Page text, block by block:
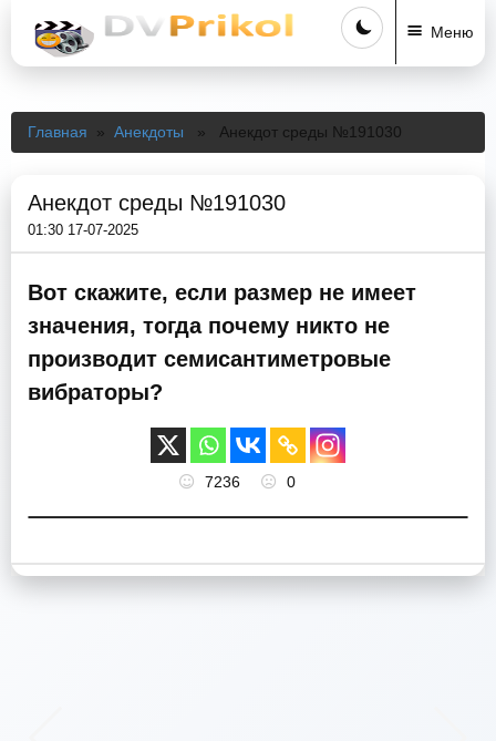
Меню
Главная » Анекдоты » Анекдот среды №191030
Анекдот среды №191030
01:30 17-07-2025
Вот скажите, если размер не имеет
значения, тогда почему никто не
производит семисантиметровые
вибраторы?
7236 0